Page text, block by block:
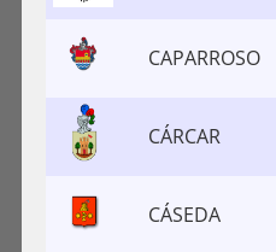
CAPARROSO
CÁRCAR
CÁSEDA